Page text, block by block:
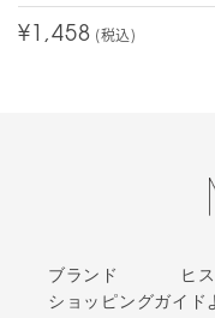
¥1,458 (税込)
ブランド ヒ
ショッピングガイド